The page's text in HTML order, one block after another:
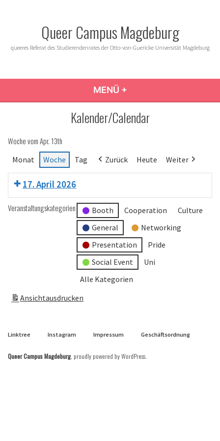
Queer Campus Magdeburg
queeres Referat des Studierendenrates der Otto-von-Guericke Universität Magdeburg
MENÜ +
Kalender/Calendar
Woche vom Apr. 13th
Monat Woche Tag Zurück Heute Weiter
17. April 2026
Veranstaltungskategorien Booth Cooperation
Culture
General
Networking
Presentation
Pride
Social Event
Uni
Alle Kategorien
Ansichtausdrucken
Linktree Instagram Impressum Geschäftsordnung
Queer Campus Magdeburg, proudly powered by WordPress.